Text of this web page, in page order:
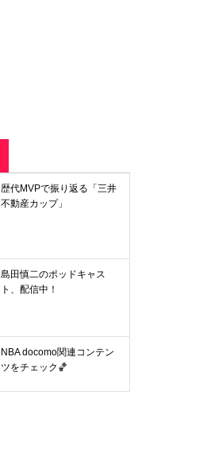
歴代MVPで振り返る「三井
不動産カップ」
島田慎二のポッドキャス
ト、配信中！
NBA docomo関連コンテン
ツをチェック🏀